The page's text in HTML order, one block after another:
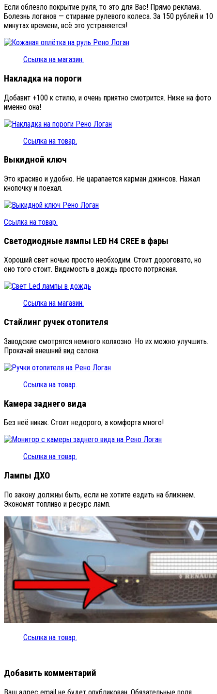
Если облезло покрытие руля, то это для Вас! Прямо реклама.
Болезнь логанов — стирание рулевого колеса. За 150 рублей и 10
минутах времени, всё это устраняется!
Ссылка на магазин.
Накладка на пороги
Добавит +100 к стилю, и очень приятно смотрится. Ниже на фото
именно она!
Ссылка на товар.
Выкидной ключ
Это красиво и удобно. Не царапается карман джинсов. Нажал
кнопочку и поехал.
Ссылка на товар.
Светодиодные лампы LED H4 CREE в фары
Хороший свет ночью просто необходим. Стоит дороговато, но
оно того стоит. Видимость в дождь просто потрясная.
Ссылка на магазин.
Стайлинг ручек отопителя
Заводские смотрятся немного колхозно. Но их можно улучшить.
Прокачай внешний вид салона.
Ссылка на товар.
Камера заднего вида
Без неё никак. Стоит недорого, а комфорта много!
Ссылка на товар.
Лампы ДХО
По закону должны быть, если не хотите ездить на ближнем.
Экономят топливо и ресурс ламп.
Ссылка на товар.
Добавить комментарий